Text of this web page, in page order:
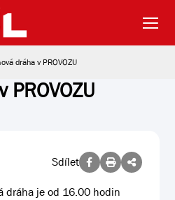
dráha v PROVOZU
Sdílet
dráha je od 16.00 hodin